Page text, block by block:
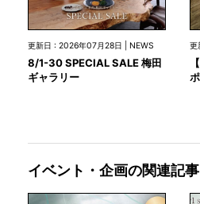
更新日 : 2026年07月28日 | NEWS
8/1-30 SPECIAL SALE 梅田
ギャラリー
更
イベント・企画の関連記事